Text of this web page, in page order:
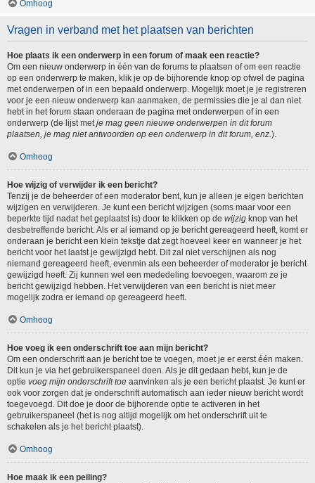
Omhoog
Vragen in verband met het plaatsen van berichten
Hoe plaats ik een onderwerp in een forum of maak een reactie?
Om een nieuw onderwerp in één van de forums te plaatsen of om een reactie
op een onderwerp te maken, klik je op de bijhorende knop op ofwel de pagina
met onderwerpen of in een bepaald onderwerp. Mogelijk moet je je registreren
voor je een nieuw onderwerp kan aanmaken, de permissies die je al dan niet
hebt in het forum staan onderaan de pagina met onderwerpen of in een
onderwerp (de lijst metje mag geen nieuwe onderwerpen in dit forum
plaatsen, je mag niet antwoorden op een onderwerp in dit forum, enz.).
Omhoog
Hoe wijzig of verwijder ik een bericht?
Tenzij je de beheerder of een moderator bent, kun je alleen je eigen berichten
wijzigen en verwijderen. Je kunt een bericht wijzigen (soms maar voor een
beperkte tijd nadat het geplaatst is) door te klikken op de wijzig knop van het
desbetreffende bericht. Als er al iemand op je bericht gereageerd heeft, komt er
onderaan je bericht een klein tekstje dat zegt hoeveel keer en wanneer je het
bericht voor het laatst je gewijzigd hebt. Dit zal niet verschijnen als nog
niemand gereageerd heeft, evenmin als een beheerder of moderator je bericht
gewijzigd heeft. Zij kunnen wel een mededeling toevoegen, waarom ze je
bericht gewijzigd hebben. Het verwijderen van een bericht is niet meer
mogelijk zodra er iemand op gereageerd heeft.
Omhoog
Hoe voeg ik een onderschrift toe aan mijn bericht?
Om een onderschrift aan je bericht toe te voegen, moet je er eerst één maken.
Dit kun je via het gebruikerspaneel doen. Als je dit gedaan hebt, kun je de
optie voeg mijn onderschrift toe aanvinken als je een bericht plaatst. Je kunt er
ook voor zorgen dat je onderschrift automatisch aan ieder nieuw bericht wordt
toegevoegd. Dit doe je door de bijhorende optie te activeren in het
gebruikerspaneel (het is nog altijd mogelijk om het onderschrift uit te
schakelen als je het bericht plaatst).
Omhoog
Hoe maak ik een peiling?